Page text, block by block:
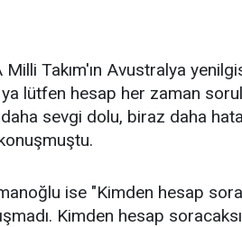
Takım'ın Avustralya
ya lütfen hesap her zaman
sevgi dolu, biraz daha
ise "Kimden hesap
Kimden hesap